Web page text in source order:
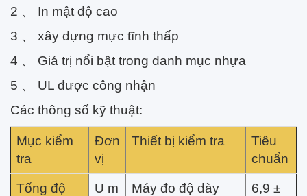
2 、 In mật độ cao
3 、 xây dựng mực tĩnh thấp
4 、 Giá trị nổi bật trong danh mục nhựa
5 、 UL được công nhận
Các thông số kỹ thuật:
Mục kiểm
tra
Đơn
vị
Thiết bị kiểm tra
Tiêu
chuẩn
Tổng độ
U m Máy đo độ dày
6,9 ±